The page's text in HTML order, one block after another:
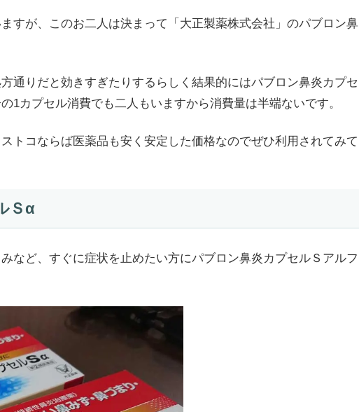
すが、このお二人は決まって「大正製薬株式会社」のパブロン鼻
通りだと効きすぎたりするらしく結果的にはパブロン鼻炎カプセ
1カプセル消費でも二人もいますから消費量は半端ないです。
トコならば医薬品も安く安定した価格なのでぜひ利用されてみて
Ｓα
など、すぐに症状を止めたい方にパブロン鼻炎カプセルＳアルフ